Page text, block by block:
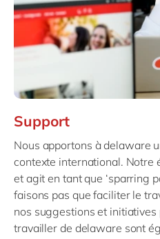
Support
Nous apportons à delaware
contexte international. Notre
et agit en tant que ‘sparring
faisons pas que faciliter le
nos suggestions et
travailler de delaware sont